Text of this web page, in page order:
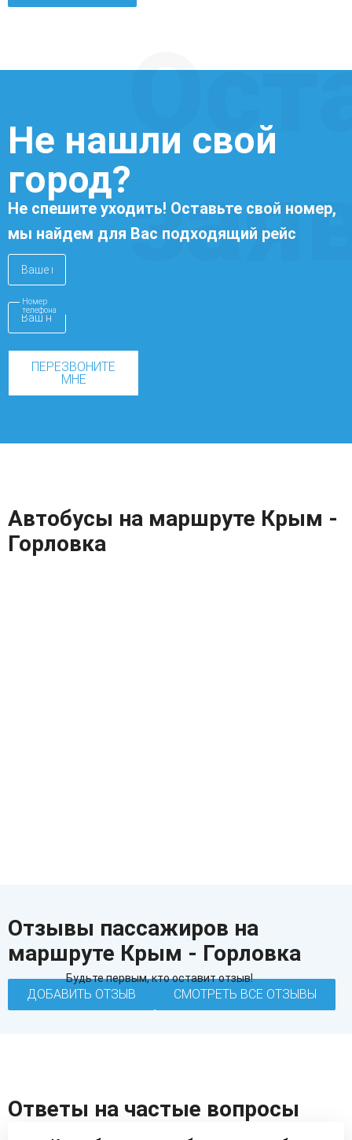
Не нашли свой
город?
Не спешите уходить! Оставьте свой номер,
мы найдем для Вас подходящий рейс
Номер
телефона
ПЕРЕЗВОНИТЕ
МНЕ
Автобусы на маршруте Крым -
Горловка
Отзывы пассажиров на
маршруте Крым - Горловка
Будьте первым, кто оставит отзыв!
ДОБАВИТЬ ОТЗЫВ СМОТРЕТЬ ВСЕ ОТЗЫВЫ
Ответы на частые вопросы